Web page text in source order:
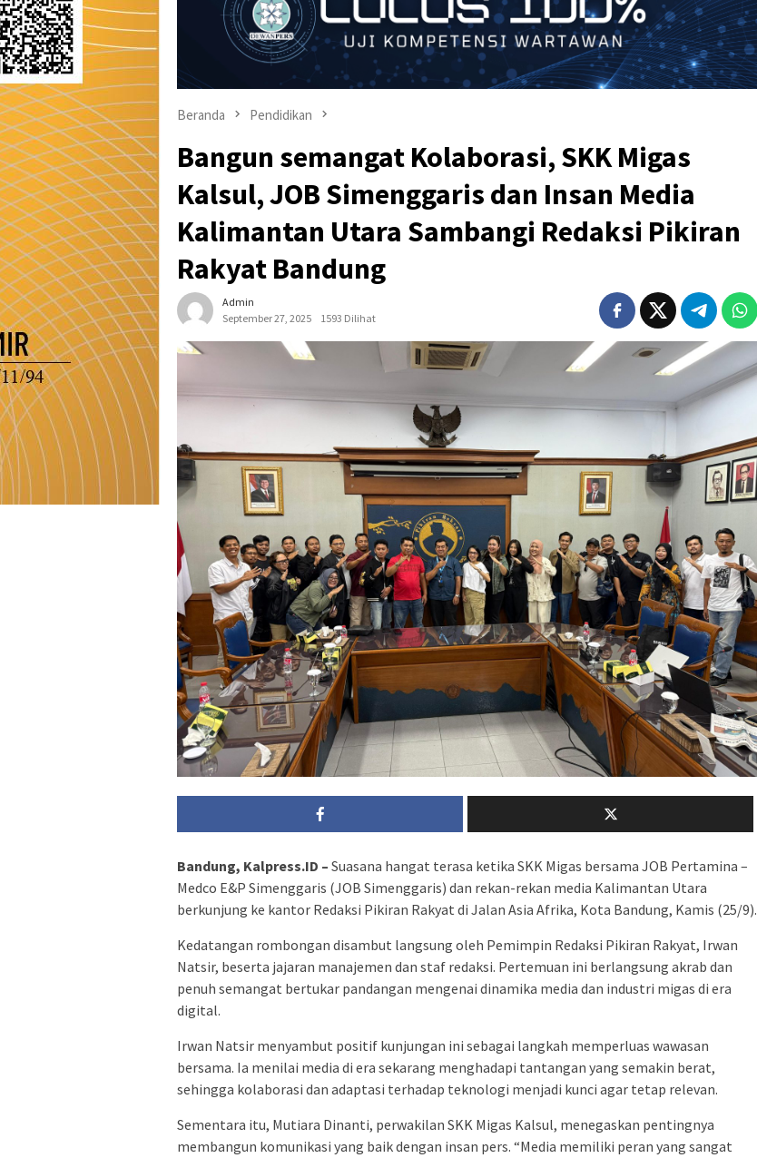
Beranda Pendidikan
Bangun semangat Kolaborasi, SKK Migas
Kalsul, JOB Simenggaris dan Insan Media
Kalimantan Utara Sambangi Redaksi Pikiran
Rakyat Bandung
Admin
September 27, 2025
1593 Dilihat
Bandung, Kalpress.ID – Suasana hangat terasa ketika SKK Migas bersama JOB Pertamina –
Medco E&P Simenggaris (JOB Simenggaris) dan rekan-rekan media Kalimantan Utara
berkunjung ke kantor Redaksi Pikiran Rakyat di Jalan Asia Afrika, Kota Bandung, Kamis (25/9).
Kedatangan rombongan disambut langsung oleh Pemimpin Redaksi Pikiran Rakyat, Irwan
Natsir, beserta jajaran manajemen dan staf redaksi. Pertemuan ini berlangsung akrab dan
penuh semangat bertukar pandangan mengenai dinamika media dan industri migas di era
digital.
Irwan Natsir menyambut positif kunjungan ini sebagai langkah memperluas wawasan
bersama. Ia menilai media di era sekarang menghadapi tantangan yang semakin berat,
sehingga kolaborasi dan adaptasi terhadap teknologi menjadi kunci agar tetap relevan.
Sementara itu, Mutiara Dinanti, perwakilan SKK Migas Kalsul, menegaskan pentingnya
membangun komunikasi yang baik dengan insan pers. “Media memiliki peran yang sangat